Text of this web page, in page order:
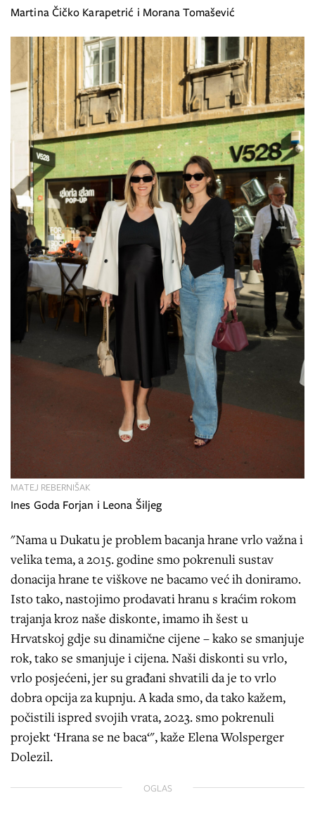
Martina Čičko Karapetrić i Morana Tomašević
Ines Goda Forjan i Leona Šiljeg
MATEJ REBERNIŠAK
"Nama u Dukatu je problem bacanja hrane vrlo važna i
velika tema, a 2015. godine smo pokrenuli sustav
donacija hrane te viškove ne bacamo već ih doniramo.
Isto tako, nastojimo prodavati hranu s kraćim rokom
trajanja kroz naše diskonte, imamo ih šest u
Hrvatskoj gdje su dinamične cijene – kako se smanjuje
rok, tako se smanjuje i cijena. Naši diskonti su vrlo,
vrlo posjećeni, jer su građani shvatili da je to vrlo
dobra opcija za kupnju. A kada smo, da tako kažem,
počistili ispred svojih vrata, 2023. smo pokrenuli
projekt ‘Hrana se ne baca‘", kaže Elena Wolsperger
Dolezil.
OGLAS